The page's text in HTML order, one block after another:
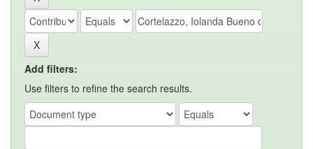
Add filters:
Use filters to refine the search results.